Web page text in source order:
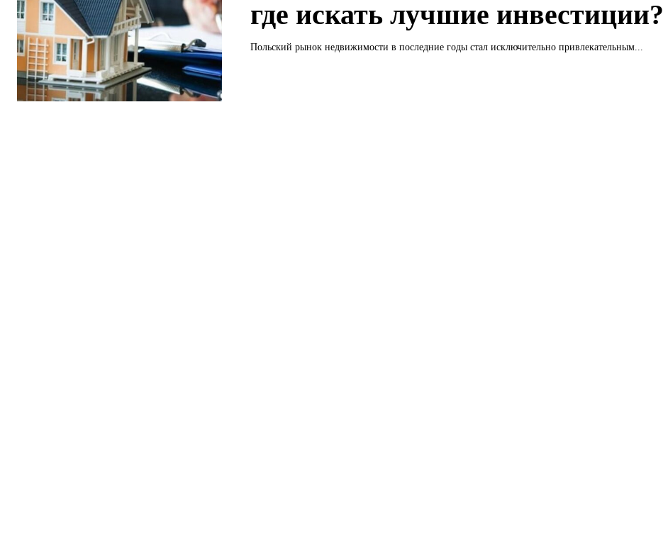
где искать лучшие инвестиции?
Польский рынок недвижимости в последние годы стал исключительно привлекательным...